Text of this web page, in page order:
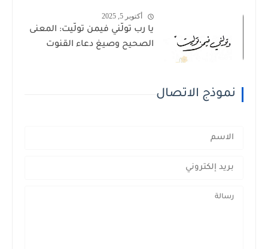
أكتوبر 5, 2025
يا رب تولَّني فيمن تولَّيت: المعنى
الصحيح وصيغ دعاء القنوت
نموذج الاتصال